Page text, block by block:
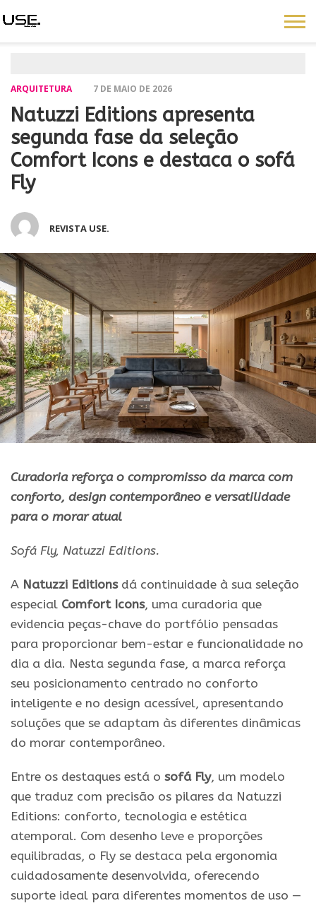
ARQUITETURA 7 DE MAIO DE 2026
Natuzzi Editions apresenta
segunda fase da seleção
Comfort Icons e destaca o sofá
Fly
REVISTA USE.
Curadoria reforça o compromisso da marca com
conforto, design contemporâneo e versatilidade
para o morar atual
Sofá Fly, Natuzzi Editions.
A Natuzzi Editionsdá continuidade à sua seleção
especial Comfort Icons, uma curadoria que
evidencia peças-chave do portfólio pensadas
para proporcionar bem-estar e funcionalidade no
dia a dia. Nesta segunda fase, a marca reforça
seu posicionamento centrado no conforto
inteligente e no design acessível, apresentando
soluções que se adaptam às diferentes dinâmicas
do morar contemporâneo.
Entre os destaques está o sofá Fly, um modelo
que traduz com precisão os pilares da Natuzzi
Editions: conforto, tecnologia e estética
atemporal. Com desenho leve e proporções
equilibradas, o Fly se destaca pela ergonomia
cuidadosamente desenvolvida, oferecendo
suporte ideal para diferentes momentos de uso —